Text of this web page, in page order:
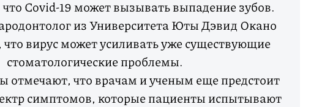
Covid-19 может вызывать выпадение зубов.
из Университета Юты Дэвид Окано
что вирус может усиливать уже существующие
стоматологические проблемы.
отмечают, что врачам и ученым еще предстоит
симптомов, которые пациенты испытывают